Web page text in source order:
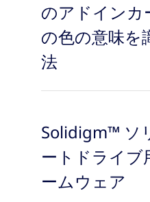
のアドインカ
の色の意味を
法
Solidigm™ ソ
ートドライブ
ームウェア